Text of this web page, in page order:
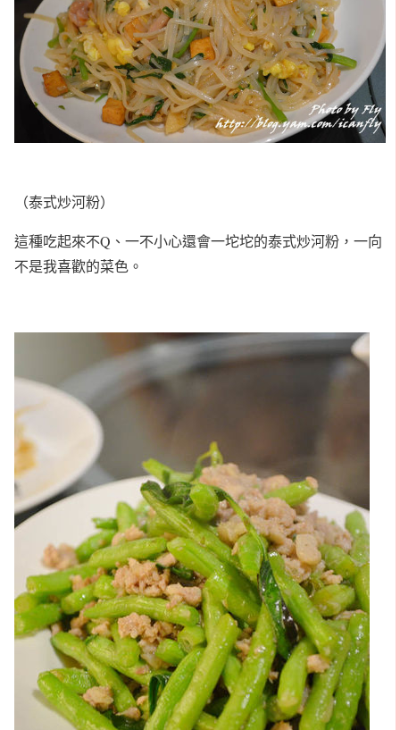
（泰式炒河粉）
這種吃起來不Q、一不小心還會一坨坨的泰式炒河粉，一向
不是我喜歡的菜色。